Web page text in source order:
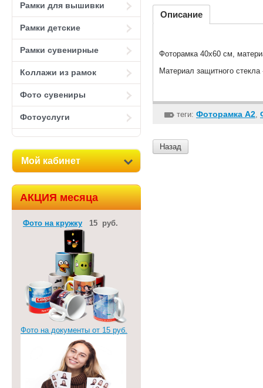
Рамки для вышивки
Рамки детские
Рамки сувенирные
Коллажи из рамок
Фото сувениры
Фотоуслуги
Мой кабинет
АКЦИЯ месяца
Фото на кружку 15 руб.
Фото на документы от 15 руб.
Описание
Фоторамка 40х60 см,
Материал защитного стекла
теги: Фоторамка А2,
Назад